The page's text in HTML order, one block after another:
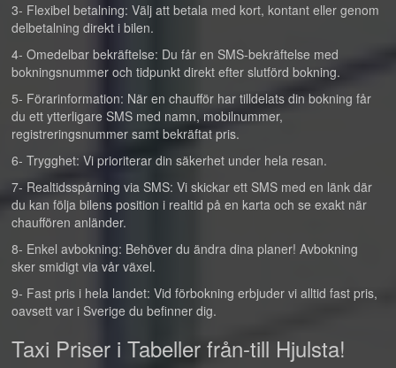
3- Flexibel betalning: Välj att betala med kort, kontant eller genom
delbetalning direkt i bilen.
4- Omedelbar bekräftelse: Du får en SMS-bekräftelse med
bokningsnummer och tidpunkt direkt efter slutförd bokning.
5- Förarinformation: När en chaufför har tilldelats din bokning får
du ett ytterligare SMS med namn, mobilnummer,
registreringsnummer samt bekräftat pris.
6- Trygghet: Vi prioriterar din säkerhet under hela resan.
7- Realtidsspårning via SMS: Vi skickar ett SMS med en länk där
du kan följa bilens position i realtid på en karta och se exakt när
chauffören anländer.
8- Enkel avbokning: Behöver du ändra dina planer! Avbokning
sker smidigt via vår växel.
9- Fast pris i hela landet: Vid förbokning erbjuder vi alltid fast pris,
oavsett var i Sverige du befinner dig.
Taxi Priser i Tabeller från-till Hjulsta!